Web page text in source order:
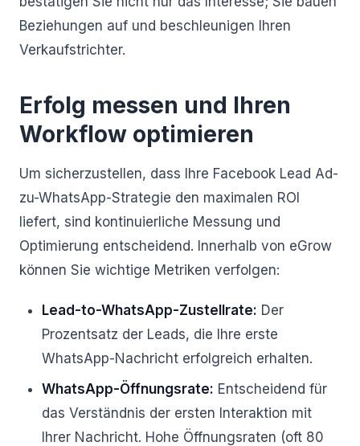
Beziehungen auf und beschleunigen Ihren
Verkaufstrichter.
Erfolg messen und Ihren
Workflow optimieren
Um sicherzustellen, dass Ihre Facebook Lead Ad-
zu-WhatsApp-Strategie den maximalen ROI
liefert, sind kontinuierliche Messung und
Optimierung entscheidend. Innerhalb von eGrow
können Sie wichtige Metriken verfolgen:
Lead-to-WhatsApp-Zustellrate: Der
Prozentsatz der Leads, die Ihre erste
WhatsApp-Nachricht erfolgreich erhalten.
WhatsApp-Öffnungsrate: Entscheidend für
das Verständnis der ersten Interaktion mit
Ihrer Nachricht. Hohe Öffnungsraten (oft 80